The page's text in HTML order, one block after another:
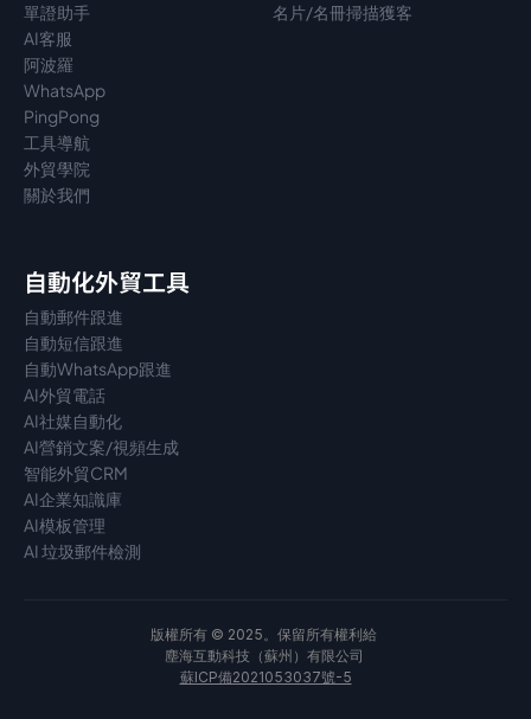
單證助手
AI客服
阿波羅
WhatsApp
PingPong
工具導航
外貿學院
關於我們
名片/名冊掃描獲客
自動化外貿工具
自動郵件跟進
自動短信跟進
自動WhatsApp跟進
AI外貿電話
AI社媒自動化
AI營銷文案/視頻生成
智能外貿CRM
AI企業知識庫
AI模板管理
AI 垃圾郵件檢測
版權所有 © 2025。保留所有權利給
塵海互動科技（蘇州）有限公司
蘇ICP備2021053037號-5